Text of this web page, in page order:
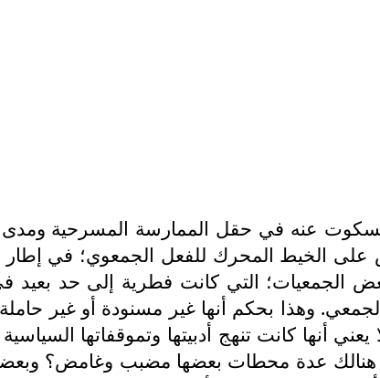
عنه في حقل الممارسة المسرحية ومدى
على الخيط المحرك للفعل الجمعوي؛ في
الجمعيات؛ التي كانت فطرية إلى حد
وهذا بحكم أنها غير مسنودة أو غير
أنها كانت تنهج أدبيتها وتموقفاتها
أن هنالك عدة محطات بعضها مضبب وغامض؟